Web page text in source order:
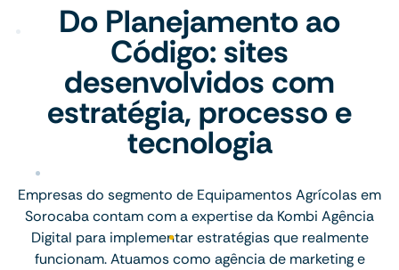
Do Planejamento ao
Código: sites
desenvolvidos com
estratégia, processo e
tecnologia
Empresas do segmento de Equipamentos Agrícolas em
Sorocaba contam com a expertise da Kombi Agência
Digital para implementar estratégias que realmente
funcionam. Atuamos como agência de marketing e